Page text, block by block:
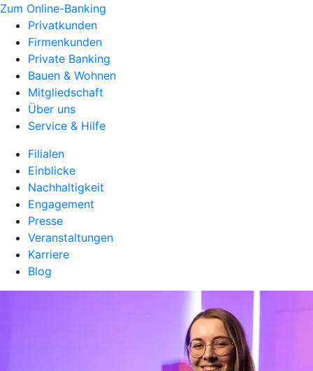
Zum Online-Banking
Privatkunden
Firmenkunden
Private Banking
Bauen & Wohnen
Mitgliedschaft
Über uns
Service & Hilfe
Filialen
Einblicke
Nachhaltigkeit
Engagement
Presse
Veranstaltungen
Karriere
Blog